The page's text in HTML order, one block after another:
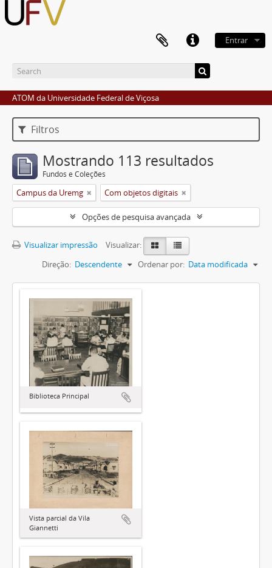
Entrar
ATOM da Universidade Federal de Viçosa
Filtros
Mostrando 113 resultados
Fundos e Coleções
Campus da Uremg Com objetos digitais
Opções de pesquisa avançada
Visualizar impressão
Visualizar:
Ordenar por: Data modificada
Direção: Descendente
Biblioteca Principal
Vista parcial da Vila
Giannetti